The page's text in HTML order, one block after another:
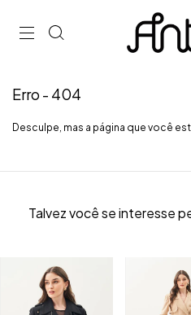
Erro - 404
Desculpe, mas a página que você
Talvez você se interesse